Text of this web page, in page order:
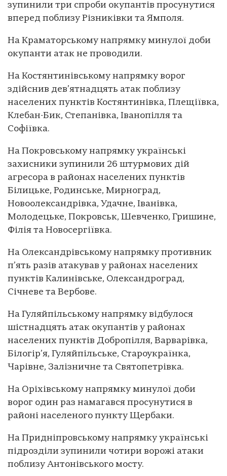
зупинили три спроби окупантів просунутися
вперед поблизу Різниківки та Ямполя.
На Краматорському напрямку минулої доби
окупанти атак не проводили.
На Костянтинівському напрямку ворог
здійснив дев’ятнадцять атак поблизу
населених пунктів Костянтинівка, Плещіївка,
Клебан-Бик, Степанівка, Іванопілля та
Софіївка.
На Покровському напрямку українські
захисники зупинили 26 штурмових дій
агресора в районах населених пунктів
Білицьке, Родинське, Мирноград,
Новоолександрівка, Удачне, Іванівка,
Молодецьке, Покровськ, Шевченко, Гришине,
Філія та Новосергіївка.
На Олександрівському напрямку противник
п’ять разів атакував у районах населених
пунктів Калинівське, Олександроград,
Січневе та Вербове.
На Гуляйпільському напрямку відбулося
шістнадцять атак окупантів у районах
населених пунктів Добропілля, Варварівка,
Білогір’я, Гуляйпільське, Староукраїнка,
Чарівне, Залізничне та Святопетрівка.
На Оріхівському напрямку минулої доби
ворог один раз намагався просунутися в
районі населеного пункту Щербаки.
На Придніпровському напрямку українські
підрозділи зупинили чотири ворожі атаки
поблизу Антонівського мосту.